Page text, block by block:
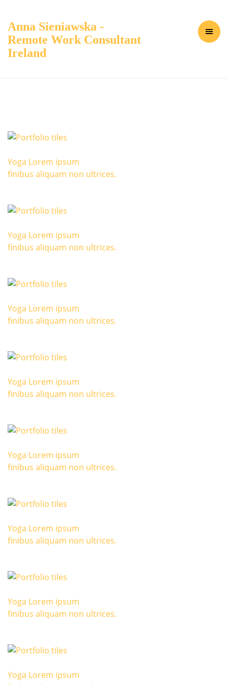
Anna Sieniawska -
Remote Work Consultant
Ireland
Yoga Lorem ipsum
finibus aliquam non ultrices.
Yoga Lorem ipsum
finibus aliquam non ultrices.
Yoga Lorem ipsum
finibus aliquam non ultrices.
Yoga Lorem ipsum
finibus aliquam non ultrices.
Yoga Lorem ipsum
finibus aliquam non ultrices.
Yoga Lorem ipsum
finibus aliquam non ultrices.
Yoga Lorem ipsum
finibus aliquam non ultrices.
Yoga Lorem ipsum